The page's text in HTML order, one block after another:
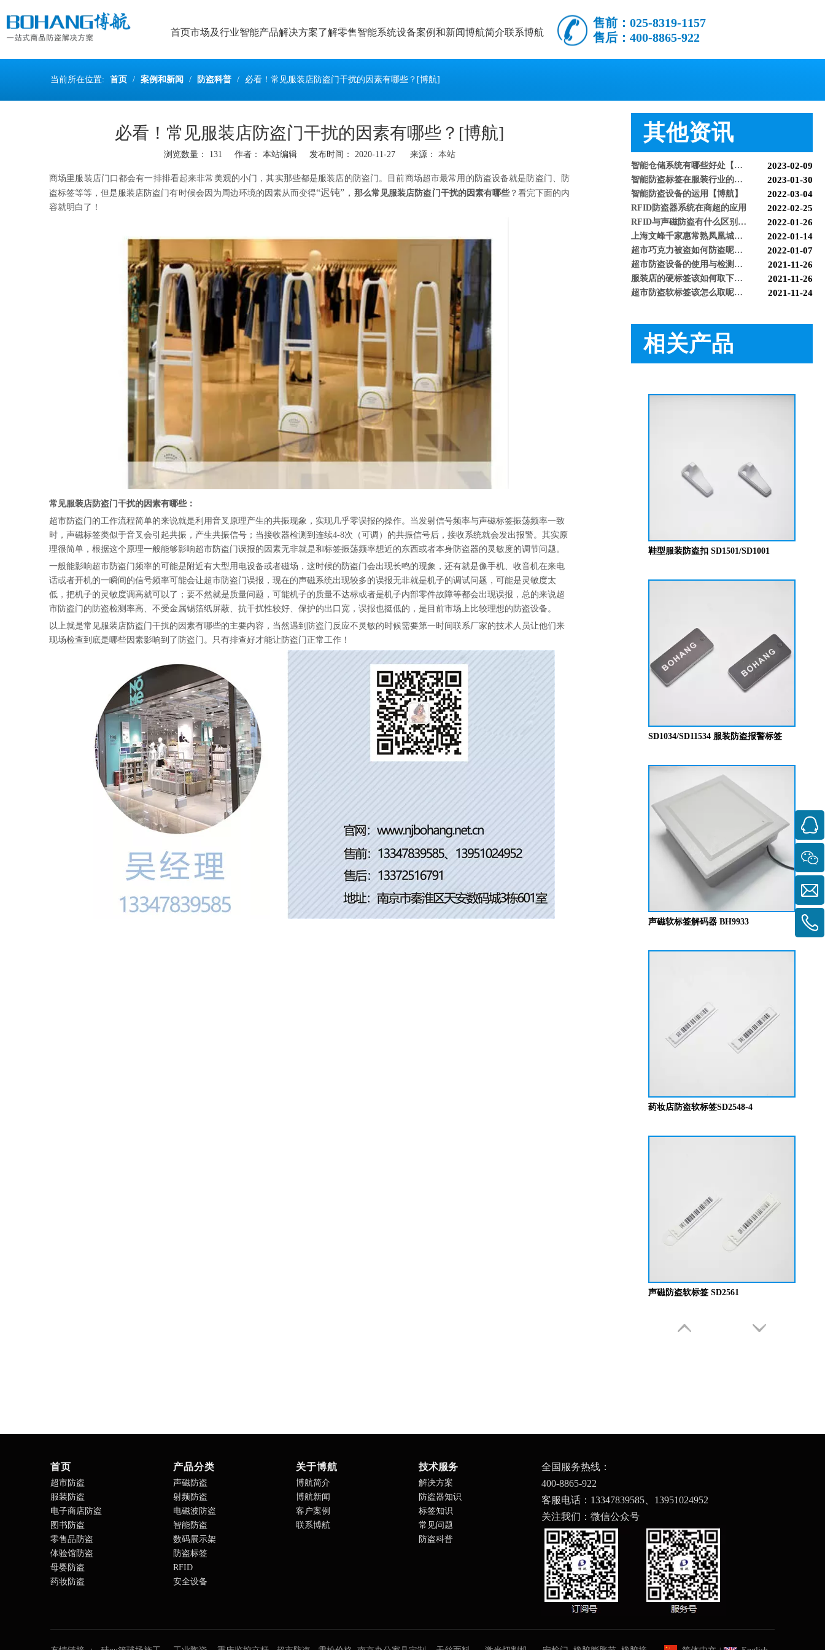
首页市场及行业智能产品解决方案了解零售智能系统设备案例和新闻博航简介联系博航
售前：025-8319-1157
售后：400-8865-922
当前所在位置: 首页 / 案例和新闻 / 防盗科普 / 必看！常见服装店防盗门干扰的因素有哪些？[博航]
必看！常见服装店防盗门干扰的因素有哪些？[博航]
浏览数量： 131 作者： 本站编辑 发布时间： 2020-11-27 来源： 本站
["wechat","weibo","qzone","douban","email"]
商场里服装店门口都会有一排排看起来非常美观的小门，其实那些都是服装店的防盗门。目前商场超市最常用的防盗设备就是防盗门、防
盗标签等等，但是服装店防盗门有时候会因为周边环境的因素从而变得“迟钝”，那么常见服装店防盗门干扰的因素有哪些？看完下面的内
容就明白了！
常见服装店防盗门干扰的因素有哪些：
超市防盗门的工作流程简单的来说就是利用音叉原理产生的共振现象，实现几乎零误报的操作。当发射信号频率与声磁标签振荡频率一致
时，声磁标签类似于音叉会引起共振，产生共振信号；当接收器检测到连续4-8次（可调）的共振信号后，接收系统就会发出报警。其实原
理很简单，根据这个原理一般能够影响超市防盗门误报的因素无非就是和标签振荡频率想近的东西或者本身防盗器的灵敏度的调节问题。
一般能影响超市防盗门频率的可能是附近有大型用电设备或者磁场，这时候的防盗门会出现长鸣的现象，还有就是像手机、收音机在来电
话或者开机的一瞬间的信号频率可能会让超市防盗门误报，现在的声磁系统出现较多的误报无非就是机子的调试问题，可能是灵敏度太
低，把机子的灵敏度调高就可以了；要不然就是质量问题，可能机子的质量不达标或者是机子内部零件故障等都会出现误报，总的来说超
市防盗门的防盗检测率高、不受金属锡箔纸屏蔽、抗干扰性较好、保护的出口宽，误报也挺低的，是目前市场上比较理想的防盗设备。
以上就是常见服装店防盗门干扰的因素有哪些的主要内容，当然遇到防盗门反应不灵敏的时候需要第一时间联系厂家的技术人员让他们来
现场检查到底是哪些因素影响到了防盗门。只有排查好才能让防盗门正常工作！
其他资讯
RFID技术驱动的未来服装零售：自助式购物体验白皮书 2025-12-13
科技赋能快乐盛宴，南京博航硬核护航黄子弘凡鸟巢“OPEN WORLD”演唱会 2026-03-15
智能防盗标签在服装行业的应用【博航】 2023-01-30
智能防盗设备的运用【博航】 2022-03-04
RFID防盗器系统在商超的应用 2022-02-25
RFID与声磁防盗有什么区别呢？博航小编来解答【博航】 2022-01-26
上海文峰千家惠常熟凤凰城店安装工程案例【博航】 2022-01-14
超市巧克力被盗如何防盗呢【博航】 2022-01-07
超市防盗设备的使用与检测【博航】 2021-11-26
服装店的硬标签该如何取下来呢【博航】 2021-11-26
超市防盗软标签该怎么取呢，博航防盗给您支招【博航】 2021-11-24
服装店防盗器老是报警怎么办【博航】 2021-11-24
新店开业，如何选择合适自己的服装防盗器？看完就明白了[博航] 2020-11-25
科技赋能快乐盛宴，南京博航硬核护航黄子弘凡鸟巢“OPEN WORLD”演唱会 2026-03-15
智能防盗设备的运用【博航】
RFID防盗器系统在商超的应用
2022-01-26
相关产品
声磁解码器BH9938
小拖鞋服装防盗磁扣 SD1522
鞋型服装防盗扣 SD1501/SD1001
SD1034/SD11534 服装防盗报警标签
声磁软标签解码器 BH9933
药妆店防盗软标签SD2548-4
声磁防盗软标签 SD2561
首页
超市防盗
服装防盗
电子商店防盗
图书防盗
零售品防盗
体验馆防盗
母婴防盗
药妆防盗
产品分类
声磁防盗
射频防盗
电磁波防盗
智能防盗
数码展示架
防盗标签
RFID
安全设备
关于博航
博航简介
博航新闻
客户案例
联系博航
技术服务
解决方案
防盗器知识
标签知识
常见问题
防盗科普
全国服务热线：
400-8865-922
客服电话：13347839585、 13951024952
关注我们：微信公众号